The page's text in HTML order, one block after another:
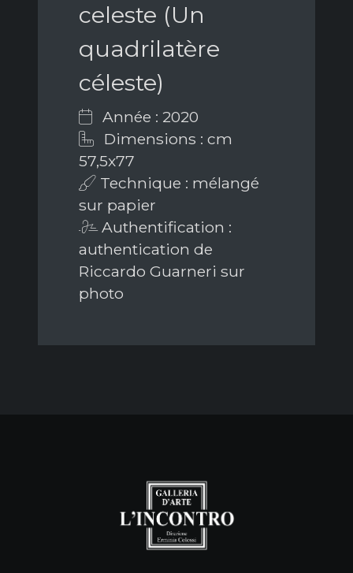
celeste (Un
quadrilatère
céleste)
Année : 2020
Dimensions : cm
57,5x77
Technique : mélangé
sur papier
Authentification :
authentication de
Riccardo Guarneri sur
photo